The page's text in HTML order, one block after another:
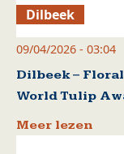
Dilbeek
09/04/2026 - 03:04
Dilbeek –
World Tulip
Meer lezen